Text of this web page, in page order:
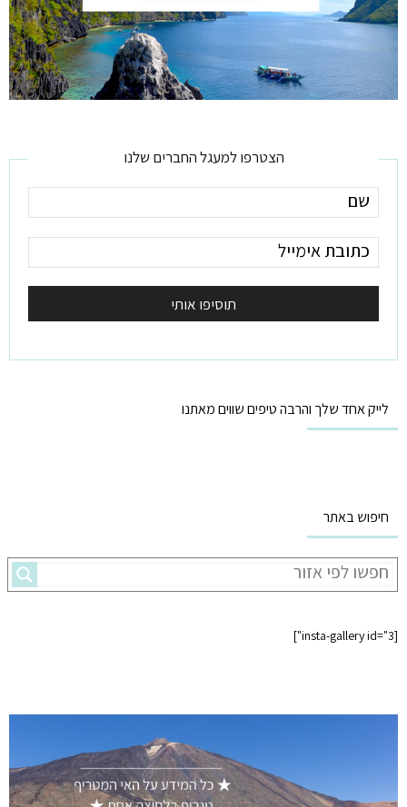
הצטרפו למעגל החברים שלנו
לייק אחד שלך והרבה טיפים שווים מאתנו
חיפוש באתר
[insta-gallery id="3"]